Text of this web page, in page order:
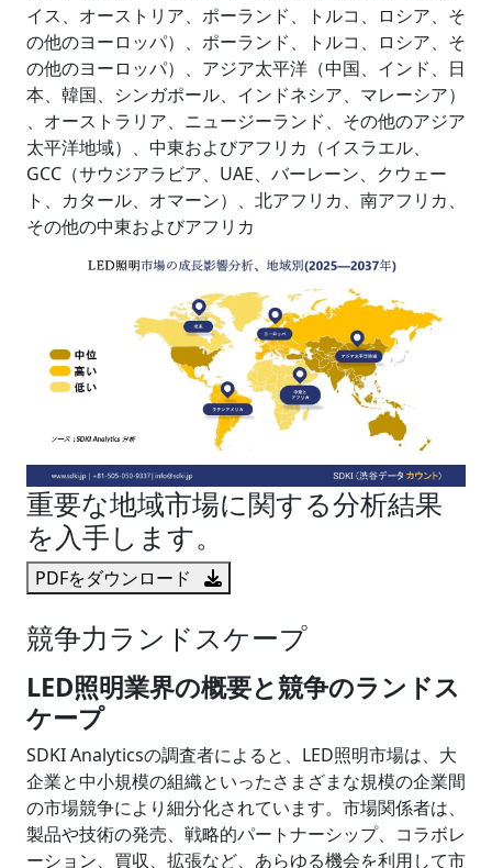
イス、オーストリア、ポーランド、トルコ、ロシア、そ
の他のヨーロッパ）、ポーランド、トルコ、ロシア、そ
の他のヨーロッパ）、アジア太平洋（中国、インド、日
本、韓国、シンガポール、インドネシア、マレーシア）
、オーストラリア、ニュージーランド、その他のアジア
太平洋地域）、中東およびアフリカ（イスラエル、
GCC（サウジアラビア、UAE、バーレーン、クウェー
ト、カタール、オマーン）、北アフリカ、南アフリカ、
その他の中東およびアフリカ
重要な地域市場に関する分析結果
を入手します。
PDFをダウンロード
競争力ランドスケープ
LED照明業界の概要と競争のランドス
ケープ
SDKI Analyticsの調査者によると、LED照明市場は、大
企業と中小規模の組織といったさまざまな規模の企業間
の市場競争により細分化されています。市場関係者は、
製品や技術の発売、戦略的パートナーシップ、コラボレ
ーション、買収、拡張など、あらゆる機会を利用して市